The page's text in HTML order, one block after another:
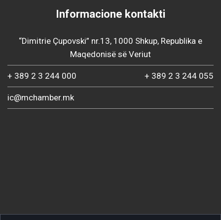
Informacione kontakti
“Dimitrie Çupovski” nr.13, 1000 Shkup, Republika e
Maqedonisë së Veriut
+ 389 2 3 244 000 + 389 2 3 244 055
ic@mchamber.mk